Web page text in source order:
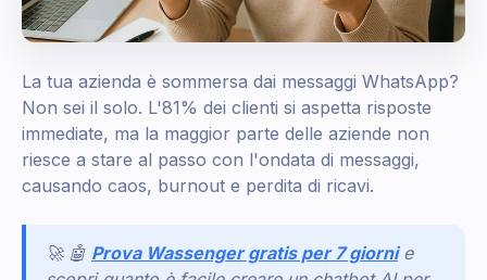
La tua azienda è sommersa dai messaggi WhatsApp?
Non sei il solo. L'81% dei clienti si aspetta risposte
immediate, ma la maggior parte delle aziende non
riesce a stare al passo con l'ondata di messaggi,
causando caos, burnout e perdita di ricavi.
🚀 🤖 Prova Wassenger gratis per 7 giorni e